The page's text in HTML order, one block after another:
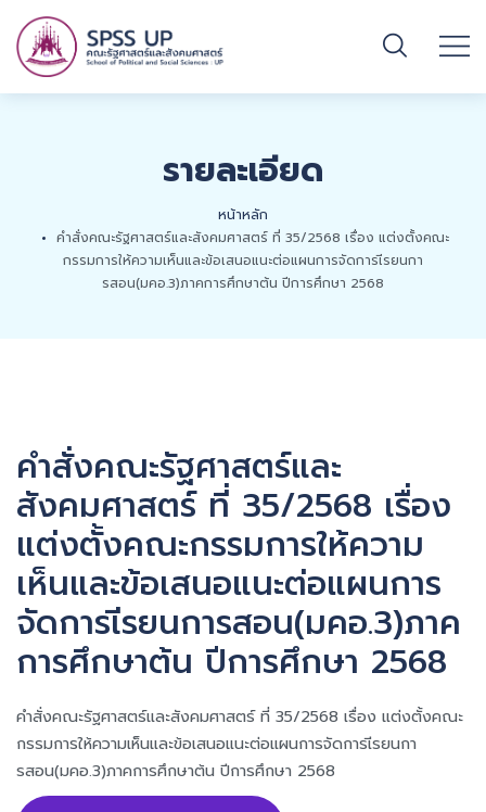
รายละเอียด
หน้าหลัก
คำสั่งคณะรัฐศาสตร์และสังคมศาสตร์ ที่ 35/2568 เรื่อง แต่งตั้งคณะ
กรรมการให้ความเห็นและข้อเสนอแนะต่อแผนการจัดการเีรยนกา
รสอน(มคอ.3)ภาคการศึกษาต้น ปีการศึกษา 2568
คำสั่งคณะรัฐศาสตร์และ
สังคมศาสตร์ ที่ 35/2568 เรื่อง
แต่งตั้งคณะกรรมการให้ความ
เห็นและข้อเสนอแนะต่อแผนการ
จัดการเีรยนการสอน(มคอ.3)ภาค
การศึกษาต้น ปีการศึกษา 2568
คำสั่งคณะรัฐศาสตร์และสังคมศาสตร์ ที่ 35/2568 เรื่อง แต่งตั้งคณะ
กรรมการให้ความเห็นและข้อเสนอแนะต่อแผนการจัดการเีรยนกา
รสอน(มคอ.3)ภาคการศึกษาต้น ปีการศึกษา 2568